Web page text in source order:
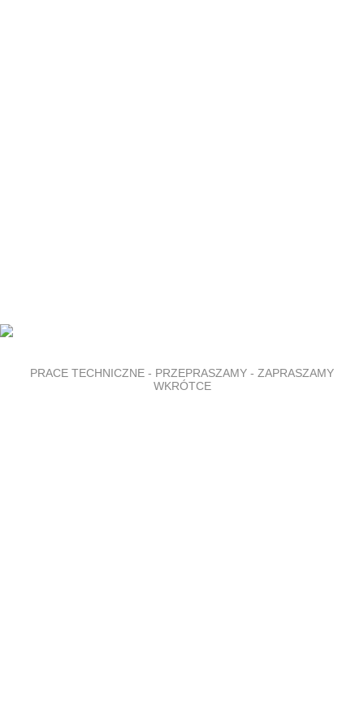
PRACE TECHNICZNE - PRZEPRASZAMY - ZAPRASZAMY
WKRÓTCE